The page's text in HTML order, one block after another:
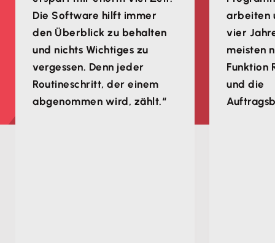
Die Software hilft immer
den Überblick zu behalten
und nichts Wichtiges zu
vergessen. Denn jeder
Routineschritt, der einem
abgenommen wird, zählt.“
arbeiten
vier
meisten
Funktion
und die